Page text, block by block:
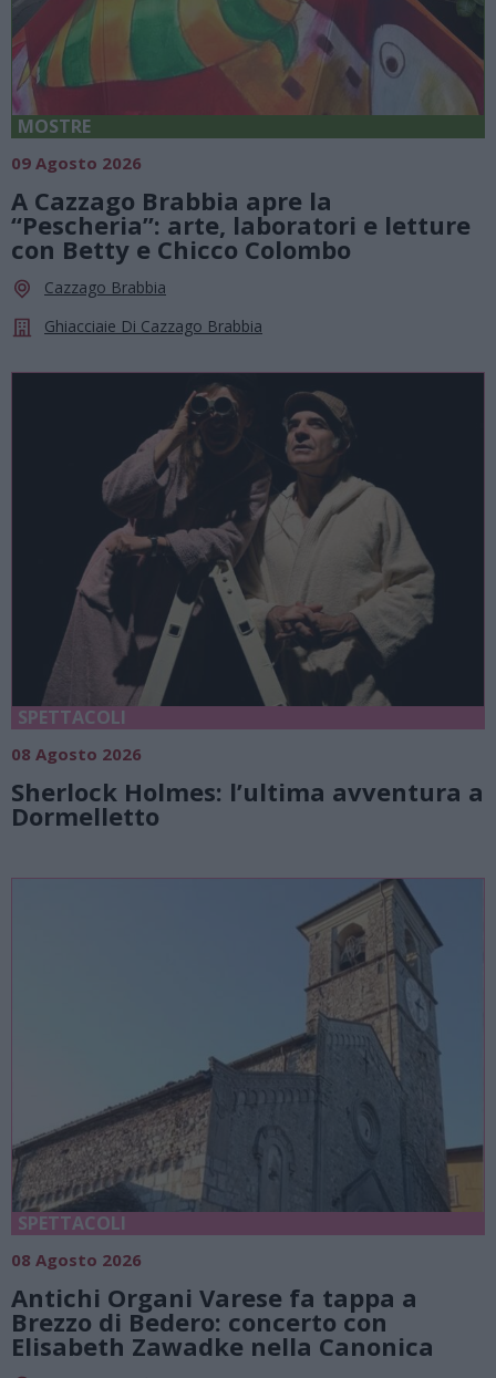
MOSTRE
09 Agosto 2026
A Cazzago Brabbia apre la
“Pescheria”: arte, laboratori e letture
con Betty e Chicco Colombo
Cazzago Brabbia
Ghiacciaie Di Cazzago Brabbia
SPETTACOLI
08 Agosto 2026
Sherlock Holmes: l’ultima avventura a
Dormelletto
SPETTACOLI
08 Agosto 2026
Antichi Organi Varese fa tappa a
Brezzo di Bedero: concerto con
Elisabeth Zawadke nella Canonica